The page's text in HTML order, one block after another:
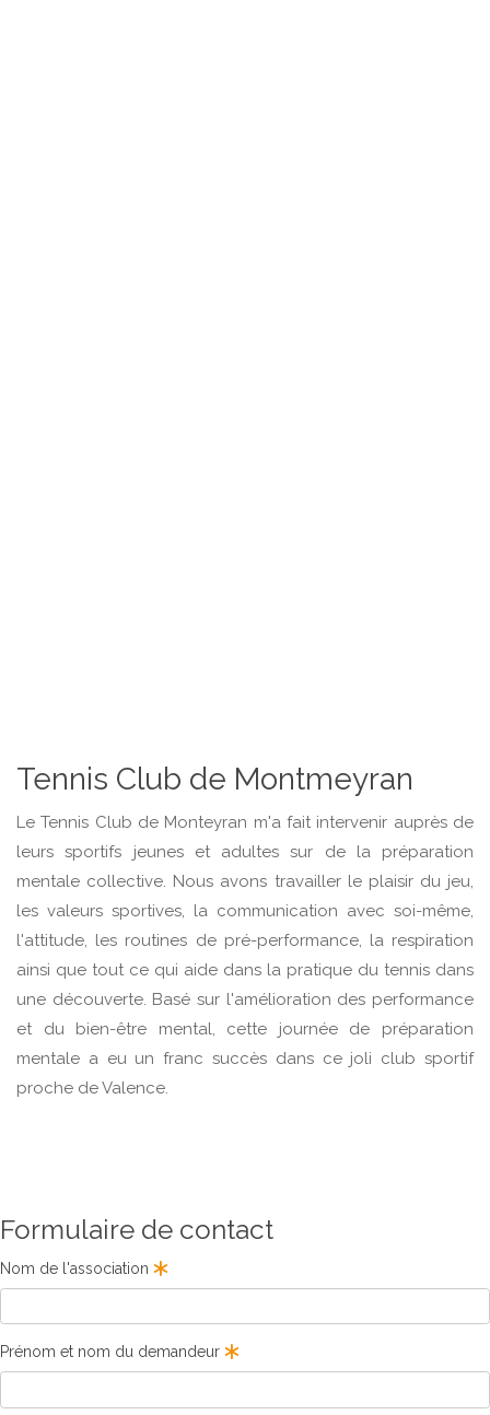
Tennis Club de Montmeyran
Le Tennis Club de Monteyran m'a fait intervenir auprès de
leurs sportifs jeunes et adultes sur de la préparation
mentale collective. Nous avons travailler le plaisir du jeu,
les valeurs sportives, la communication avec soi-même,
l'attitude, les routines de pré-performance, la respiration
ainsi que tout ce qui aide dans la pratique du tennis dans
une découverte. Basé sur l'amélioration des performance
et du bien-être mental, cette journée de préparation
mentale a eu un franc succès dans ce joli club sportif
proche de Valence.
Formulaire de contact
Nom de l'association
Prénom et nom du demandeur